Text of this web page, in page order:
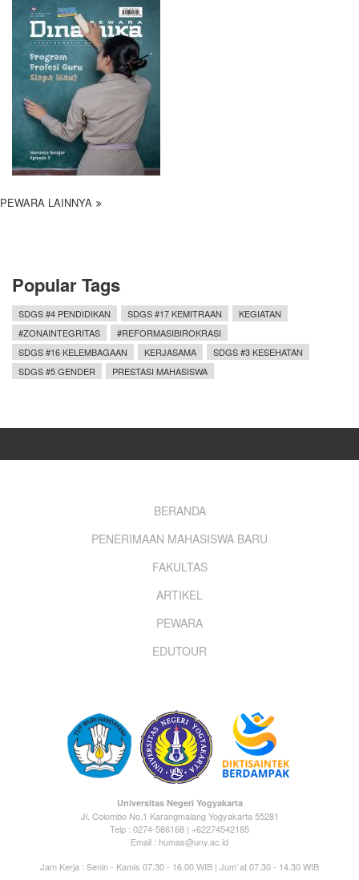
PEWARA LAINNYA
Popular Tags
SDGS #4 PENDIDIKAN SDGS #17 KEMITRAAN
KEGIATAN
#ZONAINTEGRITAS
#REFORMASIBIROKRASI
SDGS #16 KELEMBAGAAN
KERJASAMA
SDGS #3 KESEHATAN
SDGS #5 GENDER
PRESTASI MAHASISWA
BERANDA
PENERIMAAN MAHASISWA BARU
FAKULTAS
ARTIKEL
PEWARA
EDUTOUR
Universitas Negeri Yogyakarta
Jl. Colombo No.1 Karangmalang Yogyakarta 55281
Telp : 0274-586168 | +62274542185
Email : humas@uny.ac.id
Jam Kerja : Senin - Kamis 07.30 - 16.00 WIB | Jum`at 07.30 - 14.30 WIB